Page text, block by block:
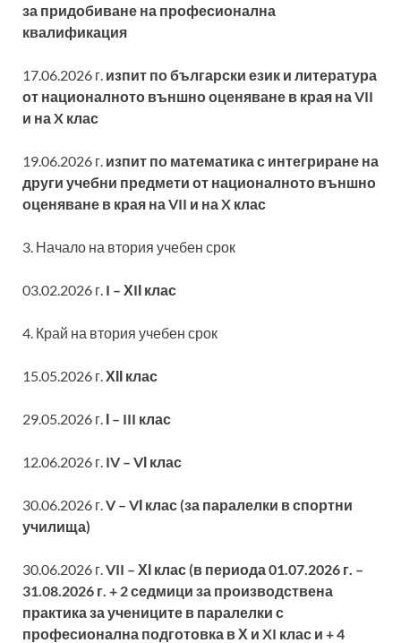
за придобиване на професионална
квалификация
17.06.2026 г. изпит по български език и литература
от националното външно оценяване в края на VII
и на X клас
19.06.2026 г. изпит по математика с интегриране на
други учебни предмети от националното външно
оценяване в края на VII и на X клас
3. Начало на втория учебен срок
03.02.2026 г. I – ХIІ клас
4. Край на втория учебен срок
15.05.2026 г.ХІІ клас
29.05.2026 г. І – III клас
12.06.2026 г. IV – VІ клас
30.06.2026 г.V – VІ клас (за паралелки в спортни
училища)
30.06.2026 г.VII – ХІ клас (в периода 01.07.2026 г. –
31.08.2026 г. + 2 седмици за производствена
практика за учениците в паралелки с
професионална подготовка в Х и XI клас и + 4